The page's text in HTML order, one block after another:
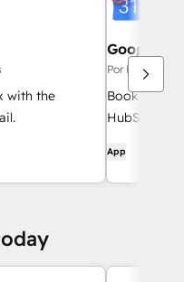
with the
Google
Por HubSpot
Book
HubSpot
App